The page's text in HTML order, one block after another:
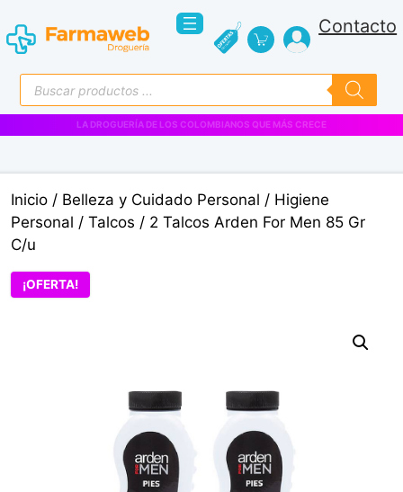
al
contenido
Contacto
Búsqueda
de
productos
VENTAS EMPRESARIALES
Inicio / Belleza y Cuidado Personal / Higiene
Personal / Talcos / 2 Talcos Arden For Men 85 Gr
C/u
¡OFERTA!